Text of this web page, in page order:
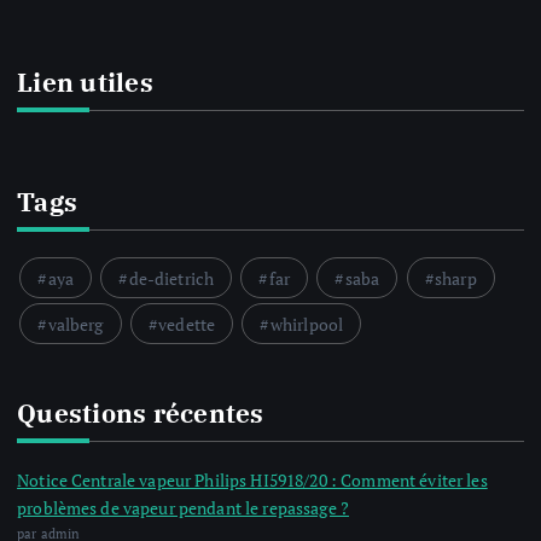
Lien utiles
Tags
aya de-dietrich far saba
sharp
valberg
vedette whirlpool
Questions récentes
Notice Centrale vapeur Philips HI5918/20 : Comment éviter les
problèmes de vapeur pendant le repassage ?
par admin